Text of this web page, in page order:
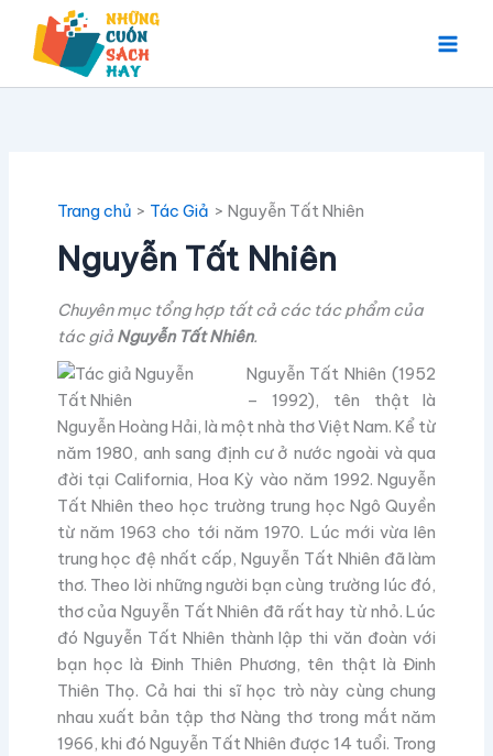
dung
Trang chủ Tác Giả Nguyễn Tất Nhiên
Nguyễn Tất Nhiên
Chuyên mục tổng hợp tất cả các tác phẩm của
tác giả Nguyễn Tất Nhiên.
Nguyễn Tất Nhiên (1952
– 1992), tên thật là
Nguyễn Hoàng Hải, là một nhà thơ Việt Nam. Kể từ
năm 1980, anh sang định cư ở nước ngoài và qua
đời tại California, Hoa Kỳ vào năm 1992. Nguyễn
Tất Nhiên theo học trường trung học Ngô Quyền
từ năm 1963 cho tới năm 1970. Lúc mới vừa lên
trung học đệ nhất cấp, Nguyễn Tất Nhiên đã làm
thơ. Theo lời những người bạn cùng trường lúc đó,
thơ của Nguyễn Tất Nhiên đã rất hay từ nhỏ. Lúc
đó Nguyễn Tất Nhiên thành lập thi văn đoàn với
bạn học là Đinh Thiên Phương, tên thật là Đinh
Thiên Thọ. Cả hai thi sĩ học trò này cùng chung
nhau xuất bản tập thơ Nàng thơ trong mắt năm
1966, khi đó Nguyễn Tất Nhiên được 14 tuổi. Trong